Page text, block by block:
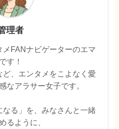
理者
FANナビゲーターのエマ
です！
、エンタメをこよなく愛
なアラサー女子です。
なる」を、みなさんと一緒
るように、